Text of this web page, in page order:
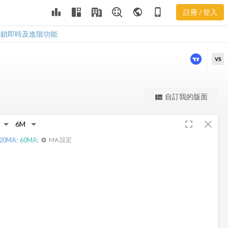
leaderboard public phone_iphone 註冊 / 登入
即時及進階功能
勢
更強大的進階價量圖表
VS
view_quilt 自訂我的版面
fullscreen close
20MA: 60MA: settings MA 設定